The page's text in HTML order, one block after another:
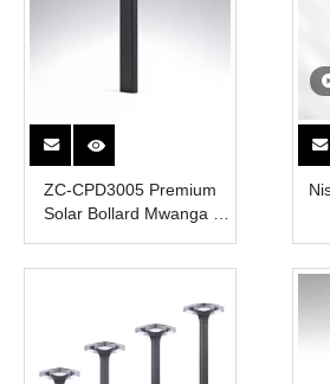
ZC-CPD3005 Premium
Solar Bollard Mwanga |